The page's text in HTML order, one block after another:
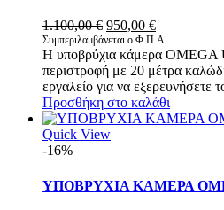
1.100,00€ Original
price
was:
1.100,00 €.
950,00 €Η
τρέχουσα
τιμή
είναι:
950,00 €.
Συμπεριλαμβάνεται ο Φ.Π.Α
Η υποβρύχια κάμερα OMEGA
περιστροφή με 20 μέτρα
εργαλείο για να εξερευνήσετε
Προσθήκη στο καλάθι
Quick View
-16%
ΥΠΟΒΡΥΧΙΑ ΚΑΜΕΡΑ